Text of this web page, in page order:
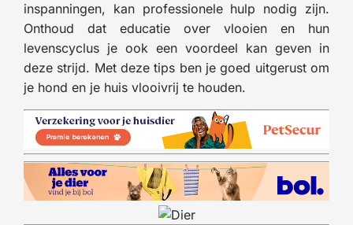
inspanningen, kan professionele hulp nodig zijn.
Onthoud dat educatie over vlooien en hun
levenscyclus je ook een voordeel kan geven in
deze strijd. Met deze tips ben je goed uitgerust om
je hond en je huis vlooivrij te houden.